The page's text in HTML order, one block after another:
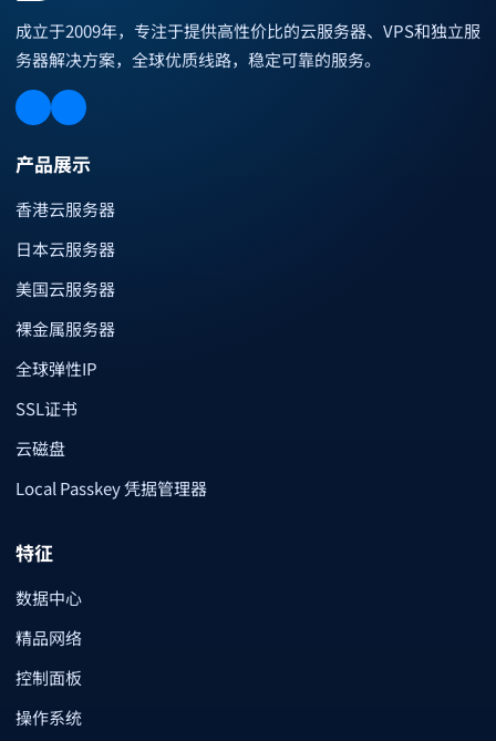
成立于2009年，专注于提供高性价比的云服务器、VPS和独立服
务器解决方案，全球优质线路，稳定可靠的服务。
产品展示
香港云服务器
日本云服务器
美国云服务器
裸金属服务器
全球弹性IP
SSL证书
云磁盘
Local Passkey 凭据管理器
特征
数据中心
精品网络
控制面板
操作系统